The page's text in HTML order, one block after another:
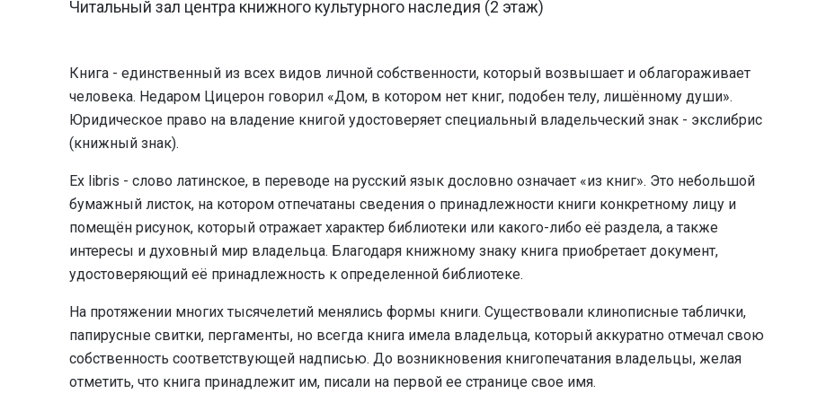
Читальный зал центра книжного культурного наследия (2 этаж)
Книга - единственный из всех видов личной собственности, который возвышает и облагораживает
человека. Недаром Цицерон говорил «Дом, в котором нет книг, подобен телу, лишённому души».
Юридическое право на владение книгой удостоверяет специальный владельческий знак - экслибрис
(книжный знак).
Ex libris - слово латинское, в переводе на русский язык дословно означает «из книг». Это небольшой
бумажный листок, на котором отпечатаны сведения о принадлежности книги конкретному лицу и
помещён рисунок, который отражает характер библиотеки или какого-либо её раздела, а также
интересы и духовный мир владельца. Благодаря книжному знаку книга приобретает документ,
удостоверяющий её принадлежность к определенной библиотеке.
На протяжении многих тысячелетий менялись формы книги. Существовали клинописные таблички,
папирусные свитки, пергаменты, но всегда книга имела владельца, который аккуратно отмечал свою
собственность соответствующей надписью. До возникновения книгопечатания владельцы, желая
отметить, что книга принадлежит им, писали на первой ее странице свое имя.